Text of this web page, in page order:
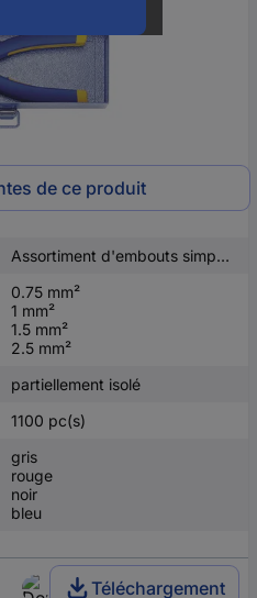
de ce produit
Assortiment d'embouts simples
0.75 mm²
1 mm²
1.5 mm²
2.5 mm²
partiellement isolé
1100 pc(s)
gris
rouge
noir
bleu
Téléchargement